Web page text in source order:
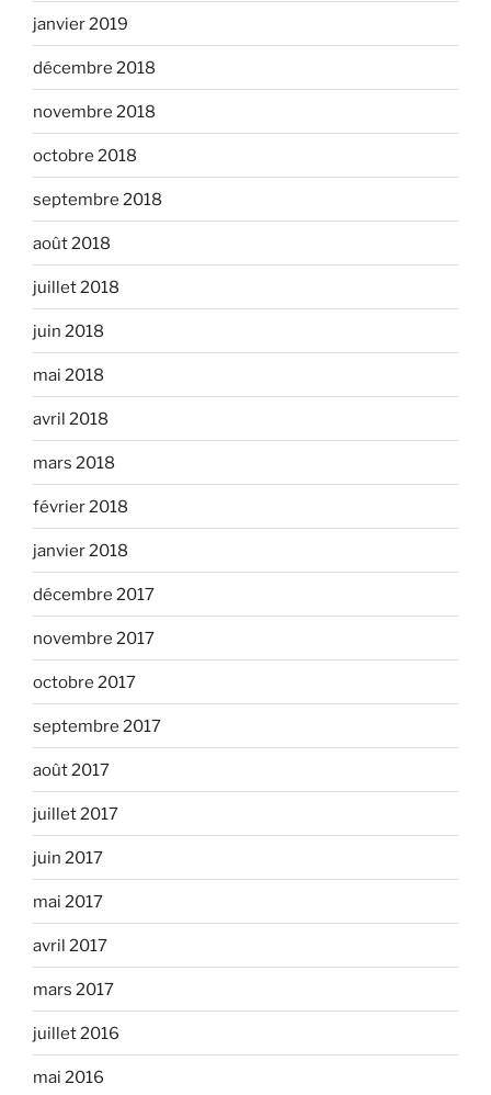
janvier 2019
décembre 2018
novembre 2018
octobre 2018
septembre 2018
août 2018
juillet 2018
juin 2018
mai 2018
avril 2018
mars 2018
février 2018
janvier 2018
décembre 2017
novembre 2017
octobre 2017
septembre 2017
août 2017
juillet 2017
juin 2017
mai 2017
avril 2017
mars 2017
juillet 2016
mai 2016